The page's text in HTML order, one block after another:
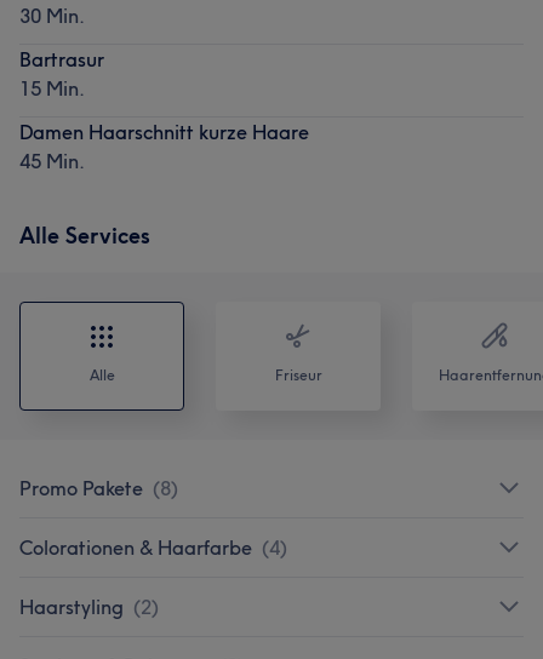
30 Min.
Bartrasur
15 Min.
Damen Haarschnitt kurze Haare
45 Min.
Alle Services
Alle Friseur
Promo Pakete (8)
Colorationen & Haarfarbe (4)
Haarstyling (2)